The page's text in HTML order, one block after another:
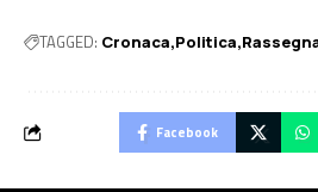
TAGGED: Cronaca Politica
Facebook